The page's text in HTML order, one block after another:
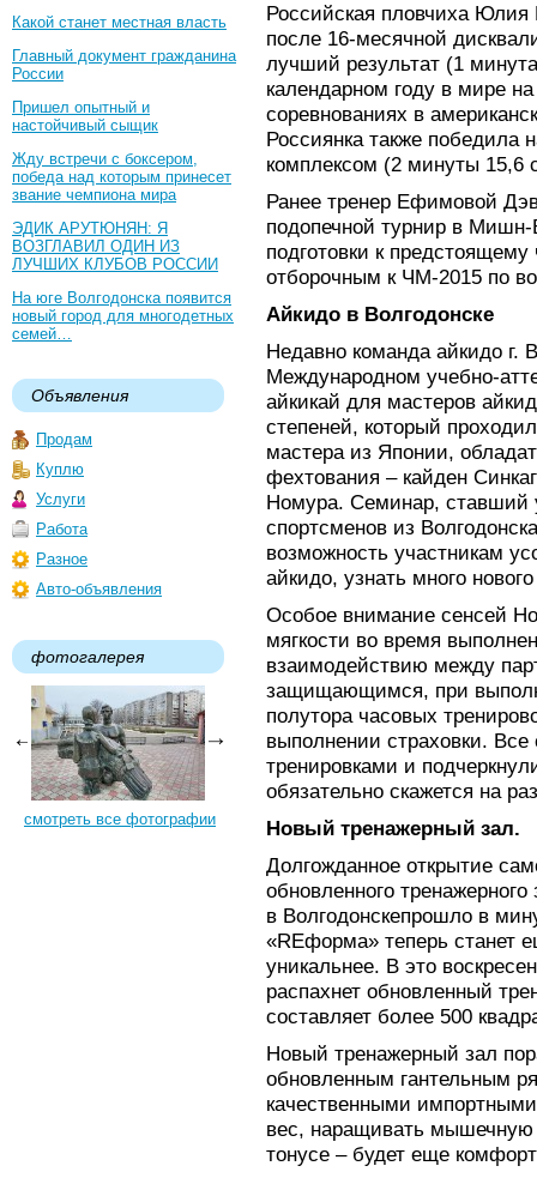
Какой станет местная власть
Главный документ гражданина
России
Пришел опытный и
настойчивый сыщик
Жду встречи с боксером,
победа над которым принесет
звание чемпиона мира
ЭДИК АРУТЮНЯН: Я
ВОЗГЛАВИЛ ОДИН ИЗ
ЛУЧШИХ КЛУБОВ РОССИИ
На юге Волгодонска появится
новый город для многодетных
семей…
Объявления
Продам
Куплю
Услуги
Работа
Разное
Авто-объявления
фотогалерея
смотреть все фотографии
Российская пловчиха
после 16-месячной
лучший результат (1
календарном году в мире
соревнованиях в
Россиянка также победила
комплексом (2 минуты 15,6
Ранее тренер Ефимовой
подопечной турнир в
подготовки к
отборочным к ЧМ-2015 по
Айкидо в Волгодонске
Недавно команда айкидо г.
Международном учебно-
айкикай для мастеров
степеней, который
мастера из Японии,
фехтования – кайден
Номура. Семинар, ставший
спортсменов из
возможность участникам
айкидо, узнать много
Особое внимание сенсей
мягкости во время
взаимодействию между
защищающимся, при
полутора часовых
выполнении страховки.
тренировками и
обязательно скажется на
Новый тренажерный зал.
Долгожданное открытие
обновленного
в Волгодонскепрошло в
«REформа» теперь станет
уникальнее. В это
распахнет обновленный
составляет более 500
Новый тренажерный зал
обновленным гантельным
качественными
вес, наращивать мышечную
тонусе – будет еще